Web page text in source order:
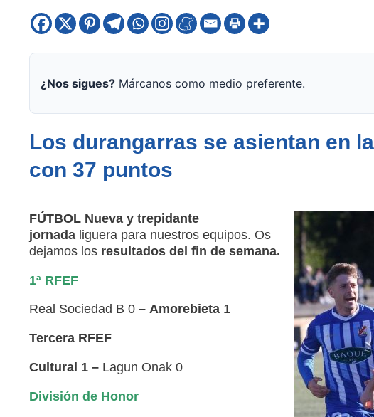
¿Nos sigues?Márcanos como medio preferente.
Los durangarras se asientan en
con 37 puntos
FÚTBOL Nueva y trepidante
jornadaliguera para nuestros equipos. Os
dejamos los resultados del fin de semana.
1ª RFEF
Real Sociedad B 0– Amorebieta 1
Tercera RFEF
Cultural 1 – Lagun Onak 0
División de Honor